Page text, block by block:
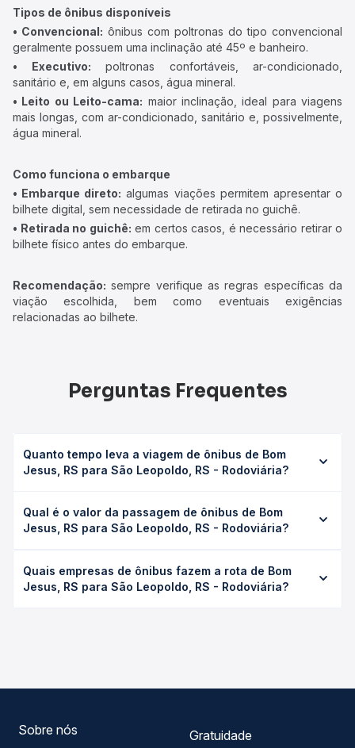
Tipos de ônibus disponíveis
• Convencional: ônibus com poltronas do tipo convencional
geralmente possuem uma inclinação até 45º e banheiro.
• Executivo: poltronas confortáveis, ar-condicionado,
sanitário e, em alguns casos, água mineral.
• Leito ou Leito-cama: maior inclinação, ideal para viagens
mais longas, com ar-condicionado, sanitário e, possivelmente,
água mineral.
Como funciona o embarque
• Embarque direto: algumas viações permitem apresentar o
bilhete digital, sem necessidade de retirada no guichê.
• Retirada no guichê: em certos casos, é necessário retirar o
bilhete físico antes do embarque.
Recomendação: sempre verifique as regras específicas da
viação escolhida, bem como eventuais exigências
relacionadas ao bilhete.
Perguntas Frequentes
Quanto tempo leva a viagem de ônibus de Bom
Jesus, RS para São Leopoldo, RS - Rodoviária?
Leopoldo, RS - Rodoviária leva em média 6h 10min,
podendo variar conforme a viação, o tipo de serviço
disponíveis e vê a duração exata de cada opção na data
desejada.
Qual é o valor da passagem de ônibus de Bom
Jesus, RS para São Leopoldo, RS - Rodoviária?
São Leopoldo, RS - Rodoviária custa em média R$ 117,70 e
varia conforme a data da viagem, a empresa, o tipo de
Quais empresas de ônibus fazem a rota de Bom
Jesus, RS para São Leopoldo, RS - Rodoviária?
Sobre nós
Gratuidade